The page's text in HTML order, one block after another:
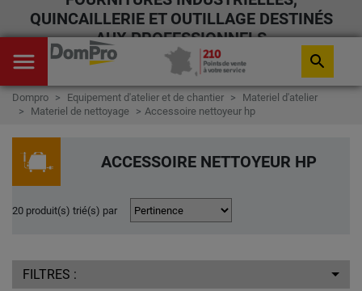
QUINCAILLERIE ET OUTILLAGE DESTINÉS
AUX PROFESSIONNELS
menu search
Dompro Equipement d'atelier et de chantier
Materiel d'atelier
Materiel de nettoyage
Accessoire nettoyeur hp
ACCESSOIRE NETTOYEUR HP
20 produit(s) trié(s) par
FILTRES :